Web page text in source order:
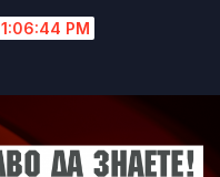
1:06:47 PM